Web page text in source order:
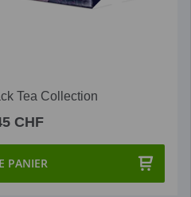
Tea Collection
CHF
PANIER